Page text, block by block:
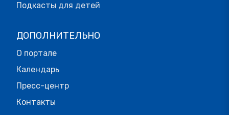
Подкасты для детей
ДОПОЛНИТЕЛЬНО
О портале
Календарь
Пресс-центр
Контакты